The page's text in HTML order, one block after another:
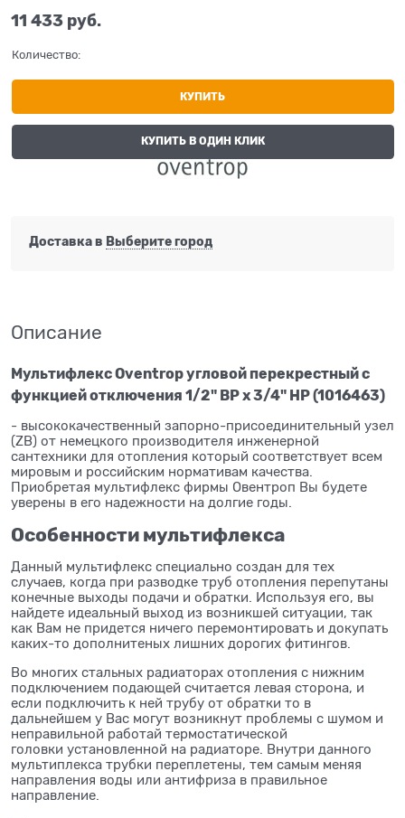
11 433 руб.
Количество:
КУПИТЬ
КУПИТЬ В ОДИН КЛИК
Доставка в Выберите город
Описание
Мультифлекс Oventrop угловой перекрестный c
функцией отключения 1/2" ВР x 3/4" НР (1016463)
- высококачественный запорно-присоединительный узел
(ZB) от немецкого производителя инженерной
сантехники для отопления который соответствует всем
мировым и российским нормативам качества.
Приобретая мультифлекс фирмы Овентроп Вы будете
уверены в его надежности на долгие годы.
Особенности мультифлекса
Данный мультифлекс специально создан для тех
случаев, когда при разводке труб отопления перепутаны
конечные выходы подачи и обратки. Используя его, вы
найдете идеальный выход из возникшей ситуации, так
как Вам не придется ничего перемонтировать и докупать
каких-то дополнитеных лишних дорогих фитингов.
Во многих стальных радиаторах отопления с нижним
подключением подающей считается левая сторона, и
если подключить к ней трубу от обратки то в
дальнейшем у Вас могут возникнут проблемы с шумом и
неправильной работай термостатической
головки установленной на радиаторе. Внутри данного
мультиплекса трубки переплетены, тем самым меняя
направления воды или антифриза в правильное
направление.